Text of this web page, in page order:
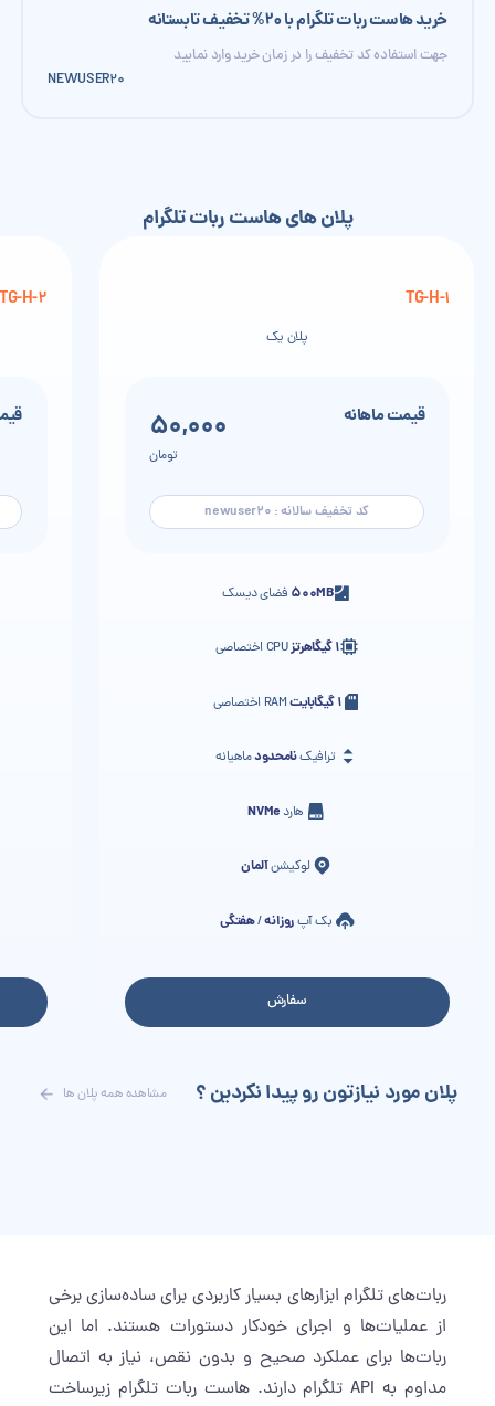
خرید هاست ربات تلگرام با 20% تخفیف تابستانه
جهت استفاده کد تخفیف را در زمان خرید وارد نمایید
NEWUSER20
پلان های هاست ربات تلگرام
TG-H-1
پلان یک
قیمت ماهانه 50,000
تومان
کد تخفیف سالانه : newuser20
500MB فضای دیسک
1 گیگاهرتز CPU اختصاصی
1 گیگابایت
ترافیکنامحدودماهیانه
هاردNVMe
لوکیشنآلمان
بک آپروزانه/هفتگی
سفارش
H-2
پلان مورد نیازتون رو پیدا نکردین ؟ مشاهده همه پلان ها
ربات‌های تلگرام ابزارهای بسیار کاربردی برای ساده‌سازی برخی
از عملیات‌ها و اجرای خودکار دستورات هستند. اما این
ربات‌ها برای عملکرد صحیح و بدون نقص، نیاز به اتصال
مداوم به API تلگرام دارند. هاست ربات تلگرام زیرساخت